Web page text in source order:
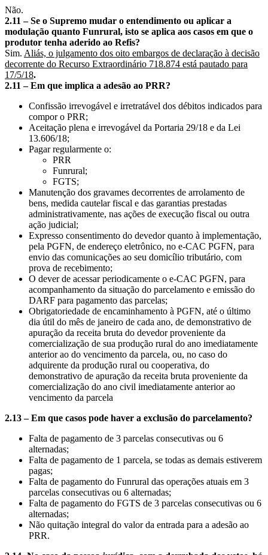
Não.
2.11 – Se o Supremo mudar o entendimento ou aplicar a
modulação quanto Funrural, isto se aplica aos casos em que o
produtor tenha aderido ao Refis?
Sim. Aliás, o julgamento dos oito embargos de declaração à decisão
decorrente do Recurso Extraordinário 718.874 está pautado para
17/5/18.
2.11 – Em que implica a adesão ao PRR?
Confissão irrevogável e irretratável dos débitos indicados para
compor o PRR;
Aceitação plena e irrevogável da Portaria 29/18 e da Lei
13.606/18;
Pagar regularmente o:
PRR
Funrural;
FGTS;
Manutenção dos gravames decorrentes de arrolamento de
bens, medida cautelar fiscal e das garantias prestadas
administrativamente, nas ações de execução fiscal ou outra
ação judicial;
Expresso consentimento do devedor quanto à implementação,
pela PGFN, de endereço eletrônico, no e-CAC PGFN, para
envio das comunicações ao seu domicílio tributário, com
prova de recebimento;
O dever de acessar periodicamente o e-CAC PGFN, para
acompanhamento da situação do parcelamento e emissão do
DARF para pagamento das parcelas;
Obrigatoriedade de encaminhamento à PGFN, até o último
dia útil do mês de janeiro de cada ano, de demonstrativo de
apuração da receita bruta do devedor proveniente da
comercialização de sua produção rural do ano imediatamente
anterior ao do vencimento da parcela, ou, no caso do
adquirente da produção rural ou cooperativa, do
demonstrativo de apuração da receita bruta proveniente da
comercialização do ano civil imediatamente anterior ao
vencimento da parcela
2.13 – Em que casos pode haver a exclusão do parcelamento?
Falta de pagamento de 3 parcelas consecutivas ou 6
alternadas;
Falta de pagamento de 1 parcela, se todas as demais estiverem
pagas;
Falta de pagamento do Funrural das operações atuais em 3
parcelas consecutivas ou 6 alternadas;
Falta de pagamento do FGTS de 3 parcelas consecutivas ou 6
alternadas;
Não quitação integral do valor da entrada para a adesão ao
PRR.